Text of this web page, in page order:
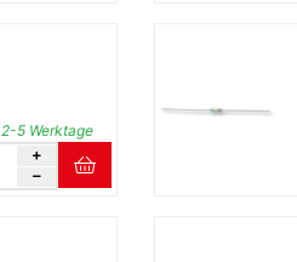
2-5 Werktage